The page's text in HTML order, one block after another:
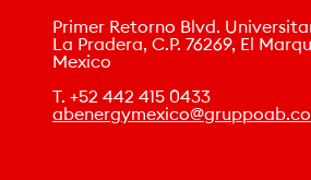
Primer Retorno Blvd.
La Pradera, C.P. 76269, El
Mexico
T. +52 442 415 0433